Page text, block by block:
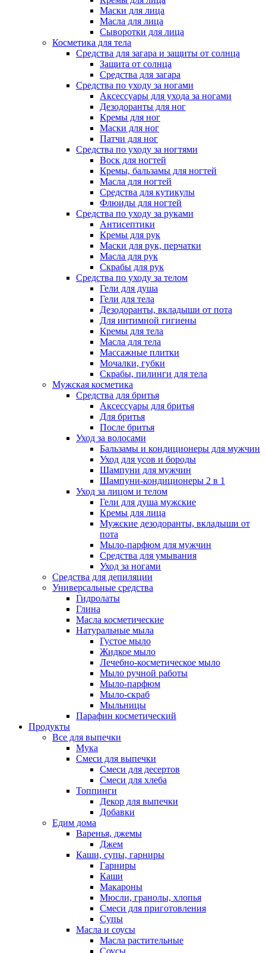
Маски для лица
Масла для лица
Сыворотки для лица
Косметика для тела
Средства для загара и защиты от солнца
Защита от солнца
Средства для загара
Средства по уходу за ногами
Аксессуары для ухода за ногами
Дезодоранты для ног
Кремы для ног
Маски для ног
Патчи для ног
Средства по уходу за ногтями
Воск для ногтей
Кремы, бальзамы для ногтей
Масла для ногтей
Средства для кутикулы
Флюиды для ногтей
Средства по уходу за руками
Антисептики
Кремы для рук
Маски для рук, перчатки
Масла для рук
Скрабы для рук
Средства по уходу за телом
Гели для душа
Гели для тела
Дезодоранты, вкладыши от пота
Для интимной гигиены
Кремы для тела
Масла для тела
Массажные плитки
Мочалки, губки
Скрабы, пилинги для тела
Мужская косметика
Средства для бритья
Аксессуары для бритья
Для бритья
После бритья
Уход за волосами
Бальзамы и кондиционеры для мужчин
Уход для усов и бороды
Шампуни для мужчин
Шампуни-кондиционеры 2 в 1
Уход за лицом и телом
Гели для душа мужские
Кремы для лица
Мужские дезодоранты, вкладыши от
пота
Мыло-парфюм для мужчин
Средства для умывания
Уход за ногами
Средства для депиляции
Универсальные средства
Гидролаты
Глина
Масла косметические
Натуральные мыла
Густое мыло
Жидкое мыло
Лечебно-косметическое мыло
Мыло ручной работы
Мыло-парфюм
Мыло-скраб
Мыльницы
Парафин косметический
Продукты
Все для выпечки
Мука
Смеси для выпечки
Смеси для десертов
Смеси для хлеба
Топпинги
Декор для выпечки
Добавки
Едим дома
Варенья, джемы
Джем
Каши, супы, гарниры
Гарниры
Каши
Макароны
Мюсли, гранолы, хлопья
Смеси для приготовления
Супы
Масла и соусы
Масла растительные
Соусы